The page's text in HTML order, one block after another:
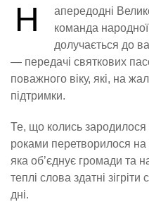
Н
апередодні
команда
долучається до
— передачі святкових
поважного віку, які, на
підтримки.
Те, що колись зародилося
роками перетворилося
яка об’єднує громади та
теплі слова здатні
дні.